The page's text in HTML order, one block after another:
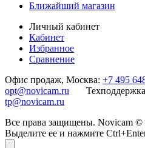
Ближайший магазин
Личный кабинет
Кабинет
Избранное
Сравнение
Офис продаж, Москва: +7 495
opt@novicam.ru
tp@novicam.ru
Все права защищены. Novicam ©
Выделите ее и нажмите